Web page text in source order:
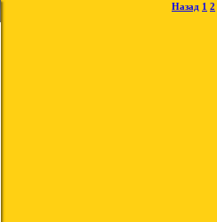
Назад 1 2